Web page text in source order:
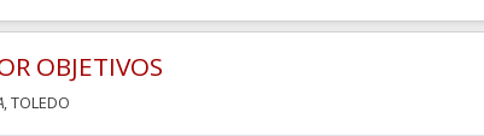
OBJETIVOS
, TOLEDO